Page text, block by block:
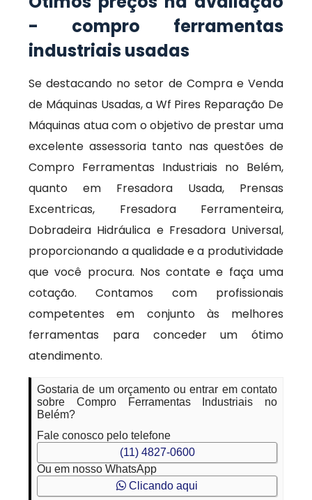
- compro ferramentas
industriais usadas
Se destacando no setor de Compra e Venda
de Máquinas Usadas, a Wf Pires Reparação De
Máquinas atua com o objetivo de prestar uma
excelente assessoria tanto nas questões de
Compro Ferramentas Industriais no Belém,
quanto em Fresadora Usada, Prensas
Excentricas, Fresadora Ferramenteira,
Dobradeira Hidráulica e Fresadora Universal,
proporcionando a qualidade e a produtividade
que você procura. Nos contate e faça uma
cotação. Contamos com profissionais
competentes em conjunto às melhores
ferramentas para conceder um ótimo
atendimento.
Gostaria de um orçamento ou entrar em contato
sobre Compro Ferramentas Industriais no
Belém?
Fale conosco pelo telefone
(11) 4827-0600
Ou em nosso WhatsApp
Clicando aqui